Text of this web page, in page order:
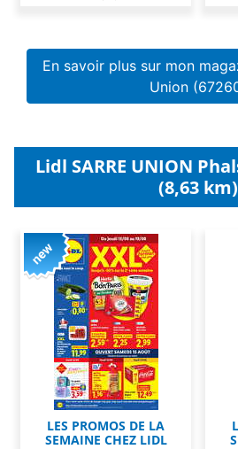
En savoir plus sur mon
Union
Lidl SARRE UNION
(8,63 km)
LES PROMOS DE LA
SEMAINE CHEZ LIDL